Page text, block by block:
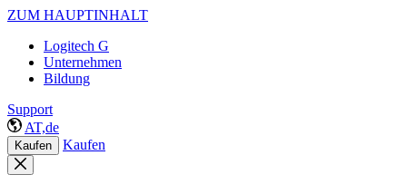
ZUM HAUPTINHALT
Logitech G
Unternehmen
Bildung
Support
AT,de
Kaufen Kaufen